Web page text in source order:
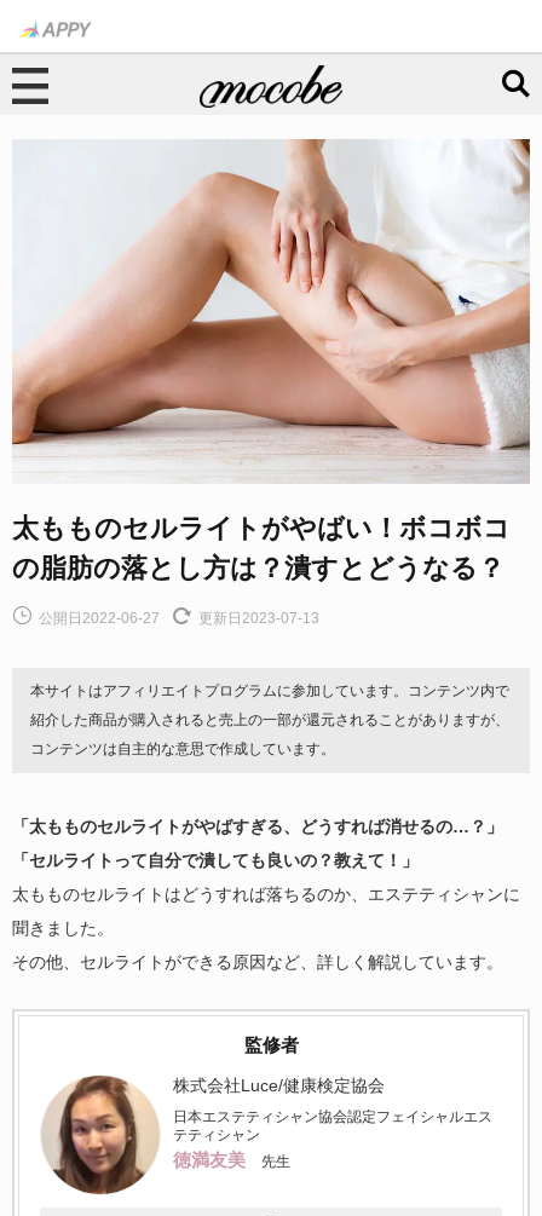
太もものセルライトがやばい！ボコボコ
の脂肪の落とし方は？潰すとどうなる？
公開日2022-06-27 更新日2023-07-13
本サイトはアフィリエイトプログラムに参加しています。コンテンツ内で
紹介した商品が購入されると売上の一部が還元されることがありますが、
コンテンツは自主的な意思で作成しています。
「太もものセルライトがやばすぎる、どうすれば消せるの…？」
「セルライトって自分で潰しても良いの？教えて！」
太もものセルライトはどうすれば落ちるのか、エステティシャンに
聞きました。
その他、セルライトができる原因など、詳しく解説しています。
監修者
株式会社Luce/健康検定協会
日本エステティシャン協会認定フェイシャルエス
テティシャン
徳満友美 先生